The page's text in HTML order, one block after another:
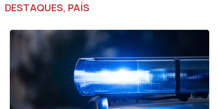
DESTAQUES, PAÍS